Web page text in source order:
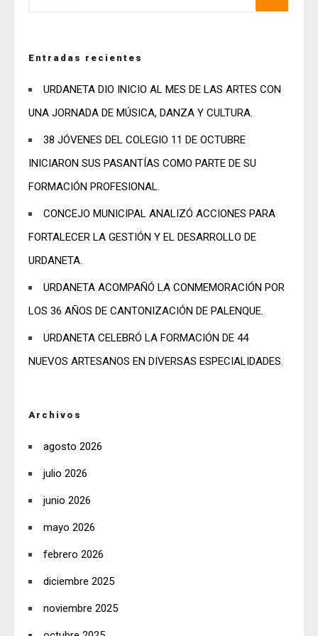
Entradas recientes
URDANETA DIO INICIO AL MES DE LAS ARTES CON
UNA JORNADA DE MÚSICA, DANZA Y CULTURA.
38 JÓVENES DEL COLEGIO 11 DE OCTUBRE
INICIARON SUS PASANTÍAS COMO PARTE DE SU
FORMACIÓN PROFESIONAL.
CONCEJO MUNICIPAL ANALIZÓ ACCIONES PARA
FORTALECER LA GESTIÓN Y EL DESARROLLO DE
URDANETA.
URDANETA ACOMPAÑÓ LA CONMEMORACIÓN POR
LOS 36 AÑOS DE CANTONIZACIÓN DE PALENQUE.
URDANETA CELEBRÓ LA FORMACIÓN DE 44
NUEVOS ARTESANOS EN DIVERSAS ESPECIALIDADES.
Archivos
agosto 2026
julio 2026
junio 2026
mayo 2026
febrero 2026
diciembre 2025
noviembre 2025